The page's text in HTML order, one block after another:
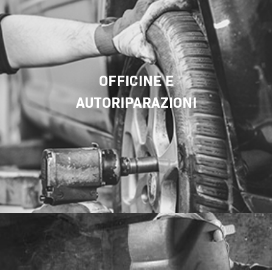
OFFICINE E
AUTORIPARAZIONI